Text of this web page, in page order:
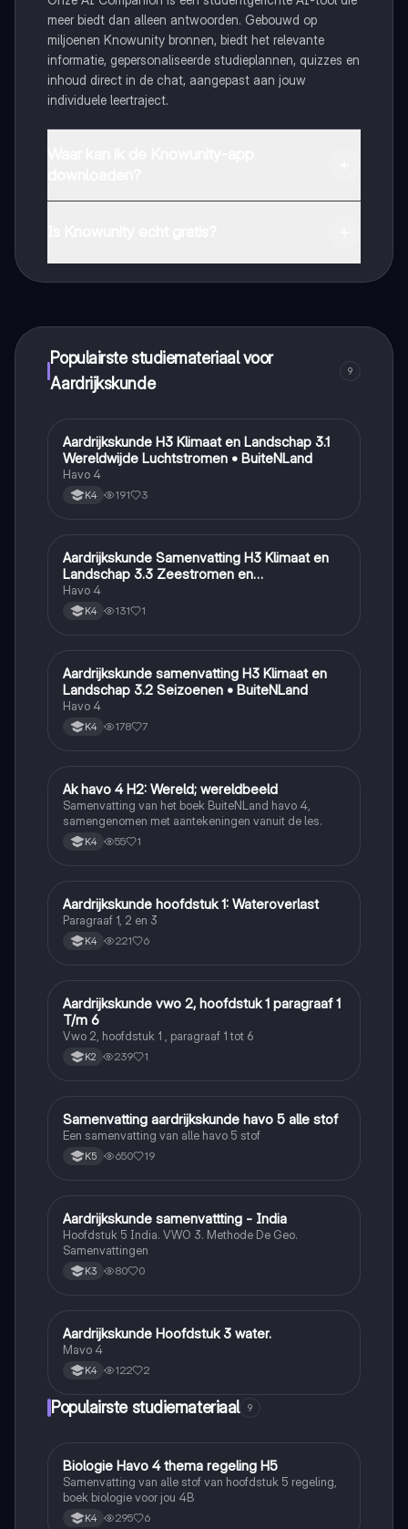
meer biedt dan alleen antwoorden. Gebouwd op
miljoenen Knowunity bronnen, biedt het relevante
informatie, gepersonaliseerde studieplannen, quizzes en
inhoud direct in de chat, aangepast aan jouw
individuele leertraject.
Populairste studiemateriaal voor
Aardrijkskunde
9
Aardrijkskunde
Aardrijkskunde H3 Klimaat en Landschap 3.1
Wereldwijde Luchtstromen • BuiteNLand
Havo 4
K4 191 3
Aardrijkskunde
Aardrijkskunde Samenvatting H3 Klimaat en
Landschap 3.3 Zeestromen en
Klimaatgebieden • BuiteNLand
Havo 4
K4 131 1
Aardrijkskunde
Aardrijkskunde samenvatting H3 Klimaat en
Landschap 3.2 Seizoenen • BuiteNLand
Havo 4
K4 178 7
Aardrijkskunde
Ak havo 4 H2: Wereld; wereldbeeld
Samenvatting van het boek BuiteNLand havo 4,
samengenomen met aantekeningen vanuit de les.
K4 55 1
Aardrijkskunde
Aardrijkskunde hoofdstuk 1: Wateroverlast
Paragraaf 1, 2 en 3
K4 221 6
Aardrijkskunde
Aardrijkskunde vwo 2, hoofdstuk 1 paragraaf 1
T/m 6
Vwo 2, hoofdstuk 1 , paragraaf 1 tot 6
K2 239 1
Aardrijkskunde
Samenvatting aardrijkskunde havo 5 alle stof
Een samenvatting van alle havo 5 stof
K5 650 19
Aardrijkskunde
Aardrijkskunde samenvattting - India
Hoofdstuk 5 India. VWO 3. Methode De Geo.
Samenvattingen
K3 80 0
Aardrijkskunde
Aardrijkskunde Hoofdstuk 3 water.
Mavo 4
K4 122 2
Populairste studiemateriaal 9
Biologie
Biologie Havo 4 thema regeling H5
Samenvatting van alle stof van hoofdstuk 5 regeling,
boek biologie voor jou 4B
K4 295 6